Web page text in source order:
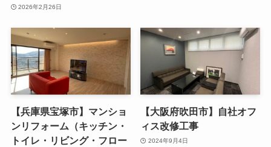
2026年2月26日
【兵庫県宝塚市】マンショ
ンリフォーム（キッチン・
トイレ・リビング・フロー
【大阪府吹田市】自社オフ
ィス改修工事
2024年9月4日